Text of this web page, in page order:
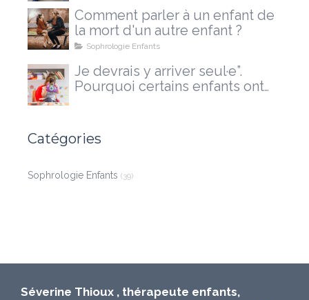
Comment parler à un enfant de
la mort d'un autre enfant ?
Sophrologie Enfants
Je devrais y arriver seul·e”.
Pourquoi certains enfants ont
Catégories
Sophrologie Enfants (39)
Séverine Thioux , thérapeute enfants,